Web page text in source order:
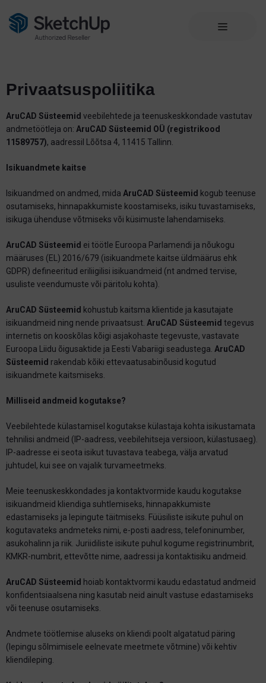
Privaatsuspoliitika
AruCAD Süsteemid veebilehtede ja teenuskeskkondade vastutav
andmetöötleja on: AruCAD Süsteemid OÜ (registrikood
11589757), aadressil Lõõtsa 4, 11415 Tallinn.
Isikuandmete kaitse
Isikuandmed on andmed, mida AruCAD Süsteemid kogub teenuse
osutamiseks, hinnapakkumiste koostamiseks, isiku tuvastamiseks,
isikuga ühenduse võtmiseks või küsimuste lahendamiseks.
AruCAD Süsteemid ei töötle Euroopa Parlamendi ja nõukogu
määruses (EL) 2016/679 (isikuandmete kaitse üldmäärus ehk
GDPR) defineeritud eriliigilisi isikuandmeid (nt andmed tervise,
usuliste veendumuste või päritolu kohta).
AruCAD Süsteemid kohustub kaitsma klientide ja kasutajate
isikuandmeid ning nende privaatsust. AruCAD Süsteemid tegevus
internetis on kooskõlas kõigi asjakohaste tegevuste, vastavate
Euroopa Liidu õigusaktide ja Eesti Vabariigi seadustega. AruCAD
Süsteemid rakendab kõiki ettevaatusabinõusid kogutud
isikuandmete kaitsmiseks.
Milliseid andmeid kogutakse?
Veebilehtede külastamisel kogutakse külastaja kohta isikustamata
tehnilisi andmeid (IP-aadress, veebilehitseja versioon, külastusaeg).
IP-aadresse ei seota isikut tuvastava teabega, välja arvatud
juhtudel, kui see on vajalik turvameetmeks.
Meie teenuskeskkondades ja kontaktvormide kaudu kogutakse
isikuandmeid kliendiga suhtlemiseks, hinnapakkumiste
edastamiseks ja lepingute täitmiseks. Füüsiliste isikute puhul on
kogutavateks andmeteks nimi, e-posti aadress, telefoninumber,
asukohalinn ja riik. Juriidiliste isikute puhul kogume registrinumbrit,
KMKR-numbrit, ettevõtte nime, aadressi ja kontaktisiku andmeid.
AruCAD Süsteemid hoiab kontaktvormi kaudu edastatud andmeid
konfidentsiaalsena ning kasutab neid ainult vastuse edastamiseks
või teenuse osutamiseks.
Andmete töötlemise aluseks on kliendi poolt algatatud päring
(lepingu sõlmimisele eelnevate meetmete võtmine) või kehtiv
kliendileping.